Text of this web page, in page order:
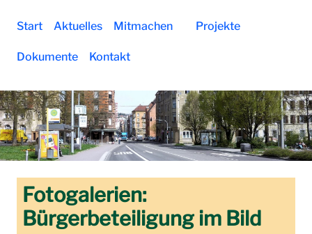
Start Aktuelles Mitmachen Projekte
Dokumente Kontakt
Fotogalerien:
Bürgerbeteiligung im Bild